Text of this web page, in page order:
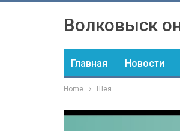
Волковыск
Главная Новости
Home Шея